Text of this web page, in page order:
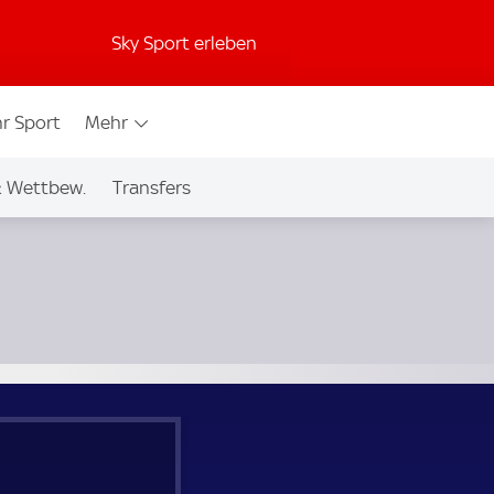
Sky Sport erleben
Sport Mehr
Wettbew. Transfers